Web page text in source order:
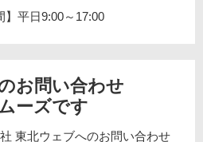
】平日9:00～17:00
お問い合わせ
ーズです